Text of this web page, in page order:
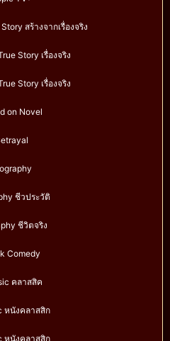
สร้างจากเรื่องจริง
Story เรื่องจริง
Story เรื่องจริง
on Novel
ชีวประวัติ
ชีวิตจริง
Comedy
คลาสสิค
หนังคลาสสิก
หนังคลาสสิก